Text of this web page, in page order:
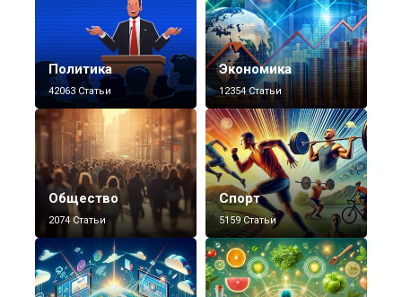
Политика
42063 Статьи
Экономика
12354 Статьи
Общество
2074 Статьи
Спорт
5159 Статьи